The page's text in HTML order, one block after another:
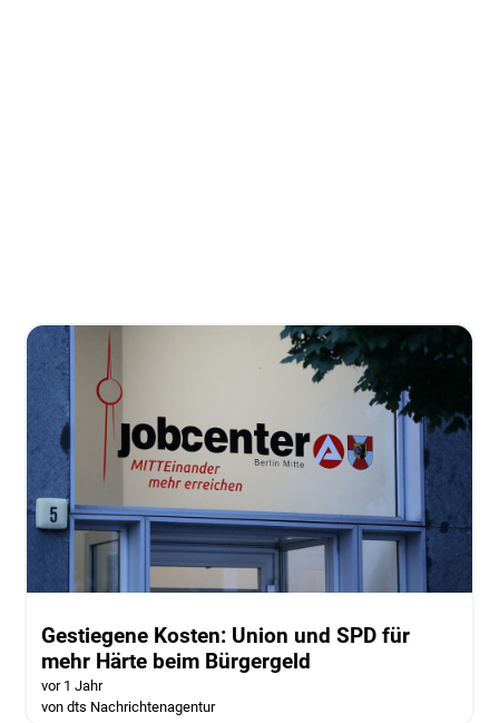
Gestiegene Kosten: Union und SPD für
mehr Härte beim Bürgergeld
vor 1 Jahr
von dts Nachrichtenagentur